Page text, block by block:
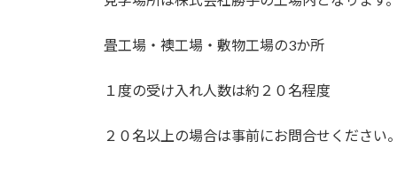
畳工場・襖工場・敷物工場の3か所
１度の受け入れ人数は約２０名程度
２０名以上の場合は事前にお問合せください